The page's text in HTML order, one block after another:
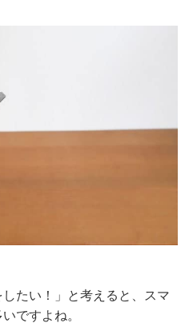
したい！」と考えると、スマ
ですよね。